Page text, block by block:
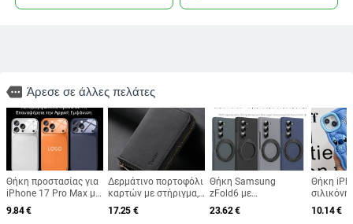
more Άρεσε σε άλλες πελάτες
Θήκη προστασίας για
iPhone 17 Pro Max με
μεγάλο παράθυρο
προβολής, ακρυλικό
9.84€
Δερμάτινο πορτοφόλι
καρτών με στήριγμα,
συμβατό με MagSafe,
προστασία RFID,
17.25 €
Θήκη Samsung
zFold6 με
περιστρεφόμενη βάση
και μαγνητικό
23.62€
Θήκη
10.14€